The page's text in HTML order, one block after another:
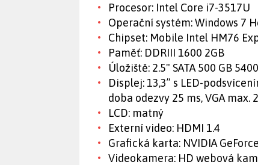
Procesor: Intel Core i7-3517U
Operační systém: Windows 7
Chipset: Mobile Intel HM76
Paměť: DDRIII 1600 2GB
Úložiště: 2.5" SATA 500 GB
Displej: 13,3” s LED-
doba odezvy 25 ms, VGA max.
LCD: matný
Externí video: HDMI 1.4
Grafická karta: NVIDIA
Videokamera: HD webová